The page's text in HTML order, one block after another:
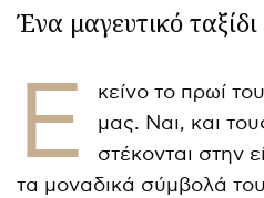
Ένα μαγευτικό
Ε
κείνο το πρωί
μας. Ναι, και
στέκονται στην
τα μοναδικά σύμβολά